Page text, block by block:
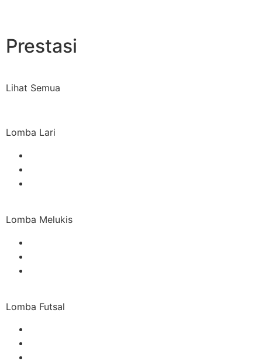
Prestasi
Lihat Semua
Lomba Lari
Lomba Melukis
Lomba Futsal